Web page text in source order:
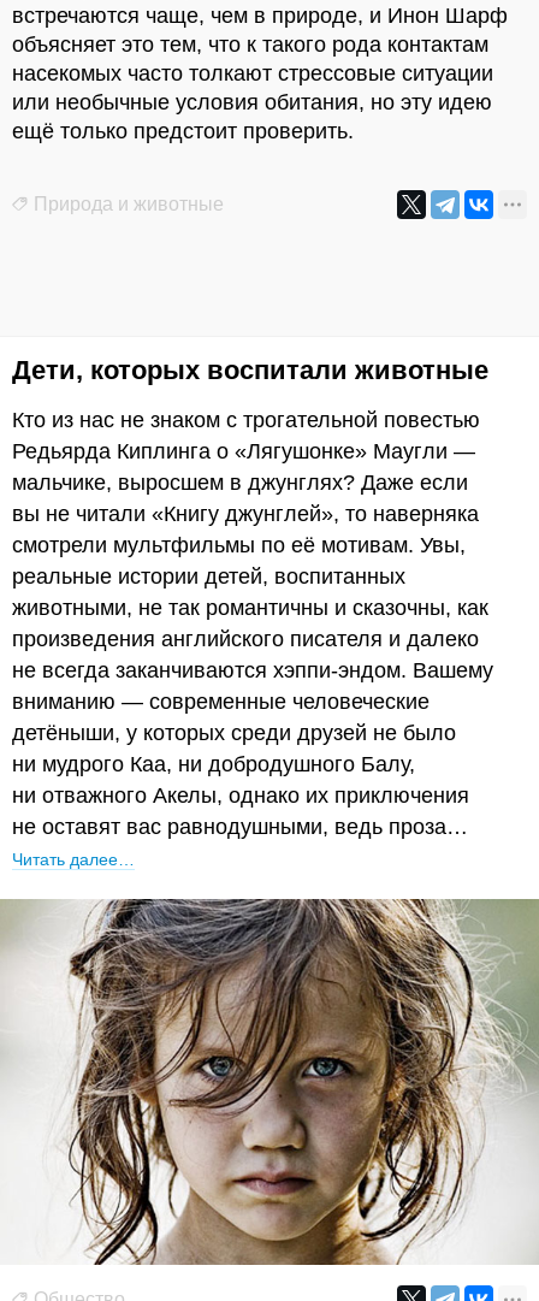
встречаются чаще, чем в природе, и Инон Шарф
объясняет это тем, что к такого рода контактам
насекомых часто толкают стрессовые ситуации
или необычные условия обитания, но эту идею
ещё только предстоит проверить.
Природа и животные
Дети, которых воспитали животные
Кто из нас не знаком с трогательной повестью
Редьярда Киплинга о «Лягушонке» Маугли —
мальчике, выросшем в джунглях? Даже если
вы не читали «Книгу джунглей», то наверняка
смотрели мультфильмы по её мотивам. Увы,
реальные истории детей, воспитанных
животными, не так романтичны и сказочны, как
произведения английского писателя и далеко
не всегда заканчиваются хэппи-эндом. Вашему
вниманию — современные человеческие
детёныши, у которых среди друзей не было
ни мудрого Каа, ни добродушного Балу,
ни отважного Акелы, однако их приключения
не оставят вас равнодушными, ведь проза…
Читать далее…